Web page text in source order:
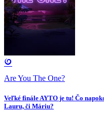
Are You The One?
Veľké finále AYTO je tu! Čo
Lauru, či Máriu?